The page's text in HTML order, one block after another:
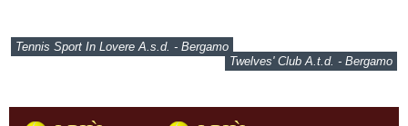
Tennis Sport In Lovere A.s.d. - Bergamo
Twelves' Club A.t.d. - Bergamo